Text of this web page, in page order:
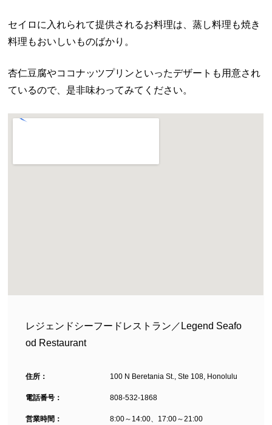
セイロに入れられて提供されるお料理は、蒸し料理も焼き
料理もおいしいものばかり。
杏仁豆腐やココナッツプリンといったデザートも用意され
ているので、是非味わってみてください。
レジェンドシーフードレストラン／Legend Seafo
od Restaurant
住所： 100 N Beretania St., Ste 108, Honolulu
電話番号： 808-532-1868
営業時間： 8:00～14:00、17:00～21:00